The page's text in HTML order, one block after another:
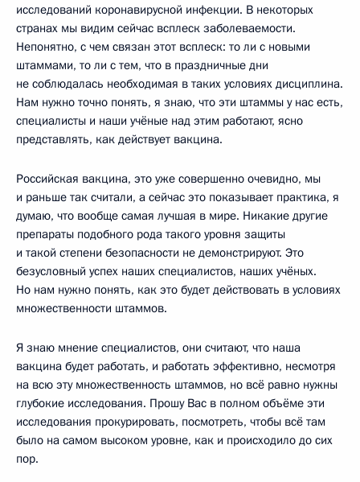
исследований коронавирусной инфекции. В некоторых
странах мы видим сейчас всплеск заболеваемости.
Непонятно, с чем связан этот всплеск: то ли с новыми
штаммами, то ли с тем, что в праздничные дни
не соблюдалась необходимая в таких условиях дисциплина.
Нам нужно точно понять, я знаю, что эти штаммы у нас есть,
специалисты и наши учёные над этим работают, ясно
представлять, как действует вакцина.
Российская вакцина, это уже совершенно очевидно, мы
и раньше так считали, а сейчас это показывает практика, я
думаю, что вообще самая лучшая в мире. Никакие другие
препараты подобного рода такого уровня защиты
и такой степени безопасности не демонстрируют. Это
безусловный успех наших специалистов, наших учёных.
Но нам нужно понять, как это будет действовать в условиях
множественности штаммов.
Я знаю мнение специалистов, они считают, что наша
вакцина будет работать, и работать эффективно, несмотря
на всю эту множественность штаммов, но всё равно нужны
глубокие исследования. Прошу Вас в полном объёме эти
исследования прокурировать, посмотреть, чтобы всё там
было на самом высоком уровне, как и происходило до сих
пор.